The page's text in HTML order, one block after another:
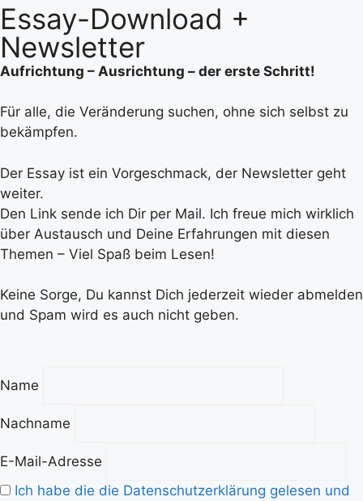
Essay-Download +
Newsletter
Aufrichtung – Ausrichtung – der erste Schritt!
Für alle, die Veränderung suchen, ohne sich selbst zu
bekämpfen.
Der Essay ist ein Vorgeschmack, der Newsletter geht
weiter.
Den Link sende ich Dir per Mail. Ich freue mich wirklich
über Austausch und Deine Erfahrungen mit diesen
Themen – Viel Spaß beim Lesen!
Keine Sorge, Du kannst Dich jederzeit wieder abmelden
und Spam wird es auch nicht geben.
Name
Nachname
E-Mail-Adresse
Ich habe die die Datenschutzerklärung gelesen und